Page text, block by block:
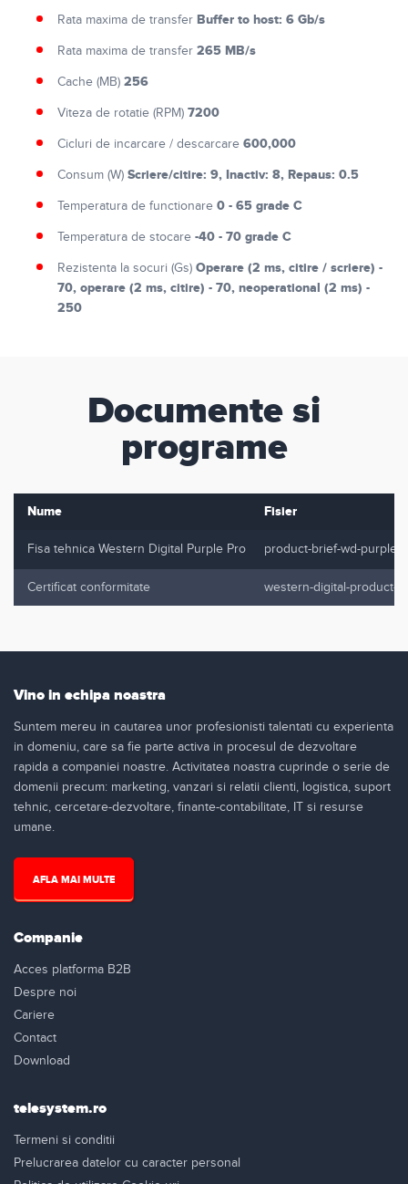
Rata maxima de transfer Buffer to host: 6 Gb/s
Rata maxima de transfer 265 MB/s
Cache (MB) 256
Viteza de rotatie (RPM) 7200
Cicluri de incarcare / descarcare 600,000
Consum (W) Scriere/citire: 9, Inactiv: 8, Repaus: 0.5
Temperatura de functionare 0 - 65 grade C
Temperatura de stocare -40 - 70 grade C
Rezistenta la socuri (Gs) Operare (2 ms, citire / scriere) -
70, operare (2 ms, citire) - 70, neoperational (2 ms) -
250
Documente si
programe
Nume Fisier
Fisa tehnica Western Digital Purple Pro product-brief-wd-purple-
Certificat conformitate western-digital-product-
Vino in echipa noastra
Suntem mereu in cautarea unor profesionisti talentati cu experienta
in domeniu, care sa fie parte activa in procesul de dezvoltare
rapida a companiei noastre. Activitatea noastra cuprinde o serie de
domenii precum: marketing, vanzari si relatii clienti, logistica, suport
tehnic, cercetare-dezvoltare, finante-contabilitate, IT si resurse
umane.
AFLA MAI MULTE
Companie
Acces platforma B2B
Despre noi
Cariere
Contact
Download
telesystem.ro
Termeni si conditii
Prelucrarea datelor cu caracter personal